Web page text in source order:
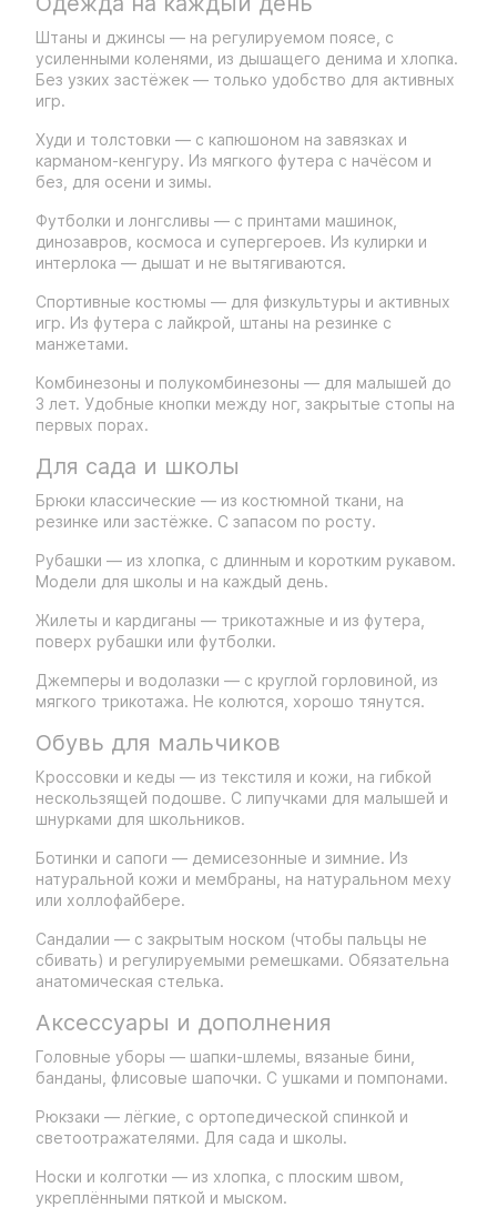
Штаны и джинсы — на регулируемом поясе, с
усиленными коленями, из дышащего денима и хлопка.
Без узких застёжек — только удобство для активных
игр.
Худи и толстовки — с капюшоном на завязках и
карманом-кенгуру. Из мягкого футера с начёсом и
без, для осени и зимы.
Футболки и лонгсливы — с принтами машинок,
динозавров, космоса и супергероев. Из кулирки и
интерлока — дышат и не вытягиваются.
Спортивные костюмы — для физкультуры и активных
игр. Из футера с лайкрой, штаны на резинке с
манжетами.
Комбинезоны и полукомбинезоны — для малышей до
3 лет. Удобные кнопки между ног, закрытые стопы на
первых порах.
Для сада и школы
Брюки классические — из костюмной ткани, на
резинке или застёжке. С запасом по росту.
Рубашки — из хлопка, с длинным и коротким рукавом.
Модели для школы и на каждый день.
Жилеты и кардиганы — трикотажные и из футера,
поверх рубашки или футболки.
Джемперы и водолазки — с круглой горловиной, из
мягкого трикотажа. Не колются, хорошо тянутся.
Обувь для мальчиков
Кроссовки и кеды — из текстиля и кожи, на гибкой
нескользящей подошве. С липучками для малышей и
шнурками для школьников.
Ботинки и сапоги — демисезонные и зимние. Из
натуральной кожи и мембраны, на натуральном меху
или холлофайбере.
Сандалии — с закрытым носком (чтобы пальцы не
сбивать) и регулируемыми ремешками. Обязательна
анатомическая стелька.
Аксессуары и дополнения
Головные уборы — шапки-шлемы, вязаные бини,
банданы, флисовые шапочки. С ушками и помпонами.
Рюкзаки — лёгкие, с ортопедической спинкой и
светоотражателями. Для сада и школы.
Носки и колготки — из хлопка, с плоским швом,
укреплёнными пяткой и мыском.